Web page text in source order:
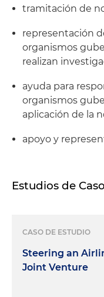
tramitación de
representación
organismos
realizan
ayuda para
organismos
aplicación de la
apoyo y
Estudios de Caso
CASO DE ESTUDIO
Steering an
Joint Venture